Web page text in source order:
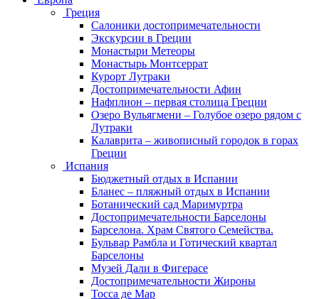
Греция
Салоники достопримечательности
Экскурсии в Греции
Монастыри Метеоры
Монастырь Монтсеррат
Курорт Лутраки
Достопримечательности Афин
Нафплион – первая столица Греции
Озеро Вульягмени – Голубое озеро рядом с
Лутраки
Калаврита – живописный городок в горах
Греции
Испания
Бюджетный отдых в Испании
Бланес – пляжный отдых в Испании
Ботанический сад Маримуртра
Достопримечательности Барселоны
Барселона. Храм Святого Семейства.
Бульвар Рамбла и Готический квартал
Барселоны
Музей Дали в Фигерасе
Достопримечательности Жироны
Тосса де Мар